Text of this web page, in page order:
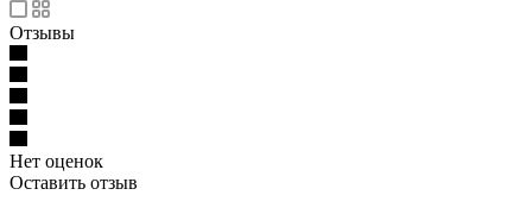
Отзывы
Нет оценок
Оставить отзыв